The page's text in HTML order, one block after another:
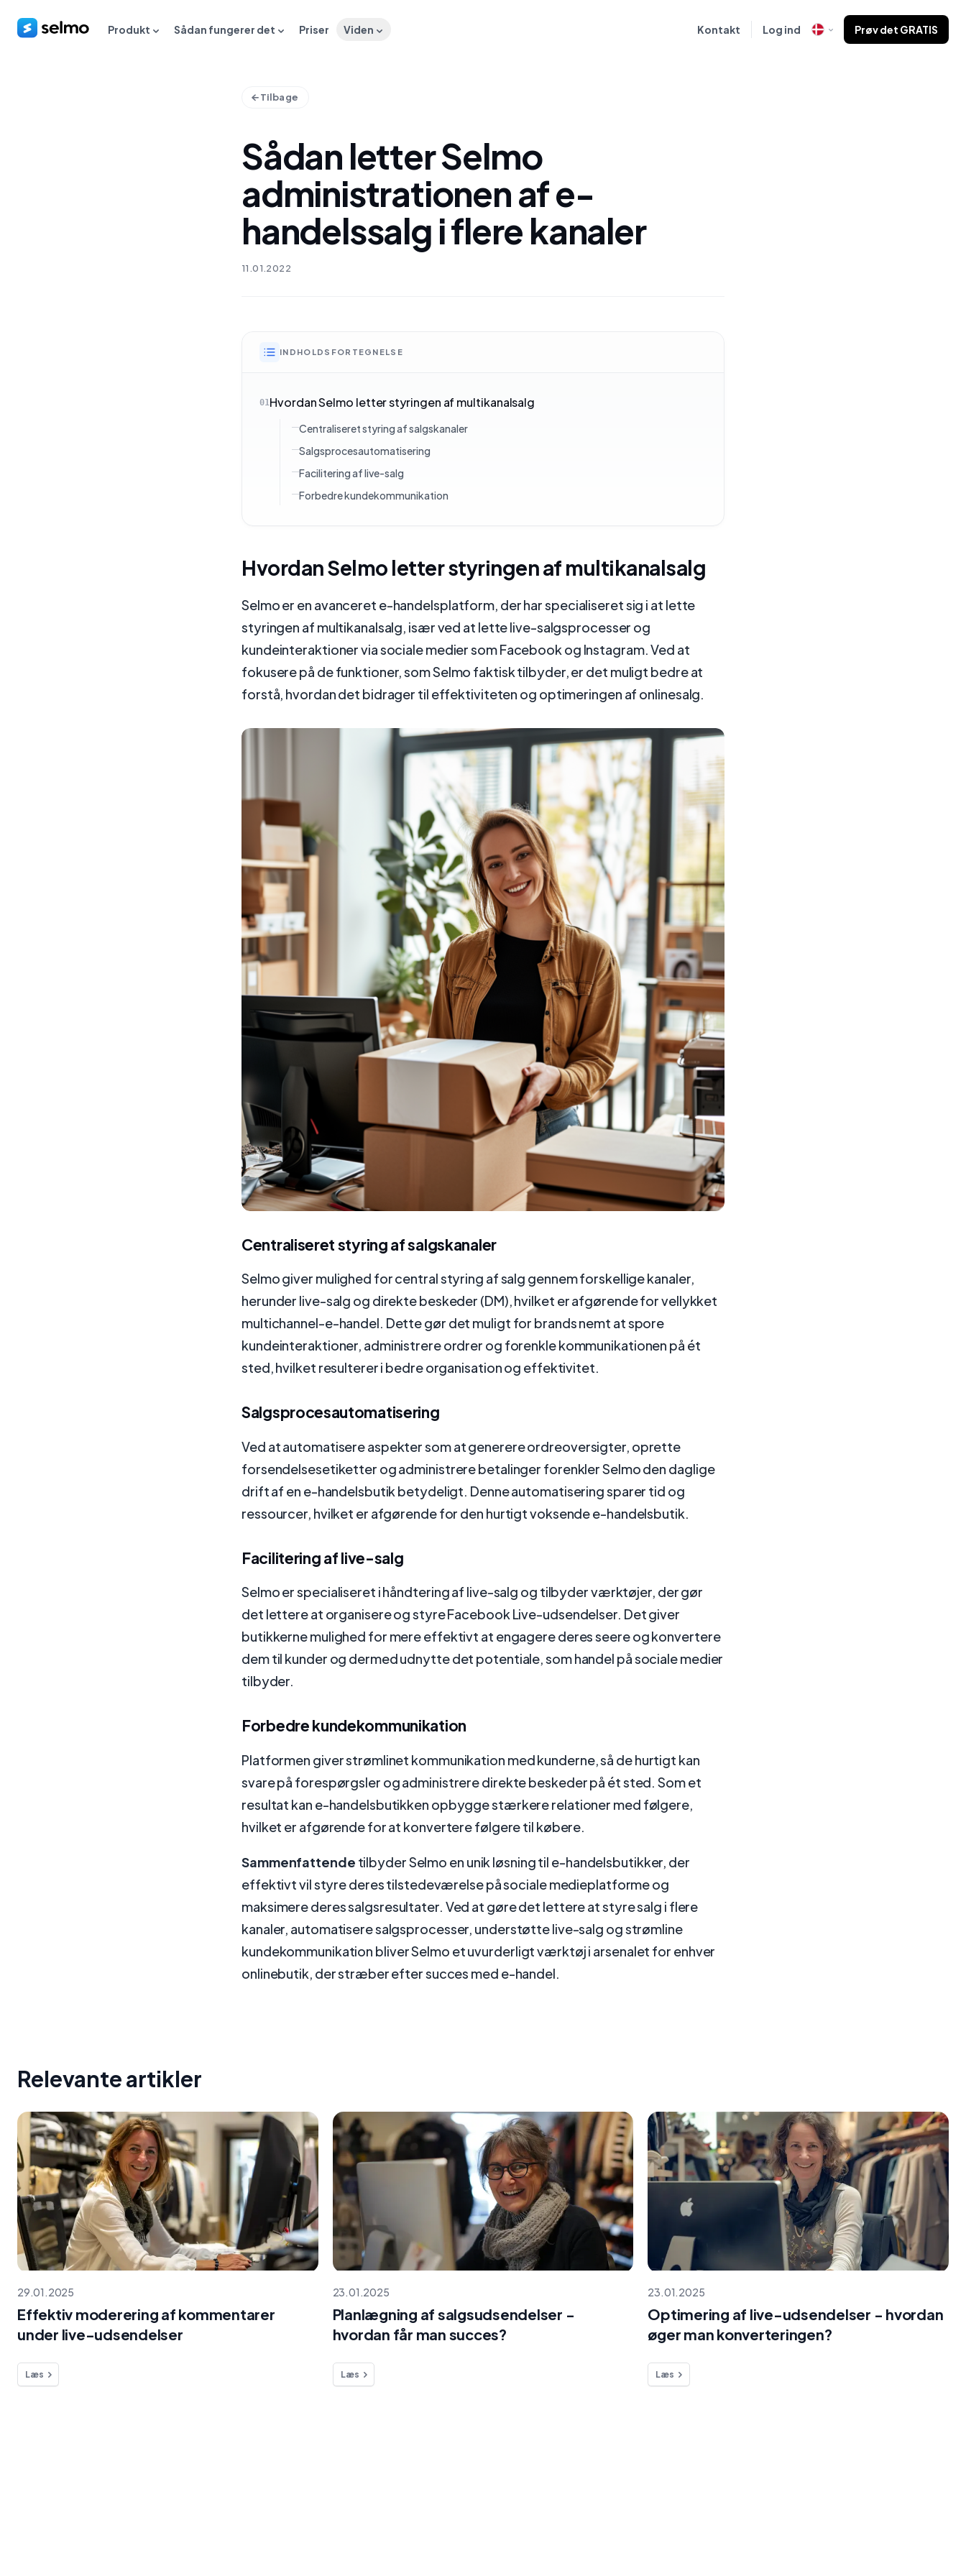
Produkt Sådan fungerer det Priser Viden Kontakt Log ind Prøv det GRATIS
Tilbage
Sådan letter Selmo
administrationen af e-
handelssalg i flere kanaler
11.01.2022
INDHOLDSFORTEGNELSE
01Hvordan Selmo letter styringen af multikanalsalg
Centraliseret styring af salgskanaler
Salgsprocesautomatisering
Facilitering af live-salg
Forbedre kundekommunikation
Hvordan Selmo letter styringen af multikanalsalg
Selmo er en avanceret e-handelsplatform, der har specialiseret sig i at lette
styringen af multikanalsalg, især ved at lette live-salgsprocesser og
kundeinteraktioner via sociale medier som Facebook og Instagram. Ved at
fokusere på de funktioner, som Selmo faktisk tilbyder, er det muligt bedre at
forstå, hvordan det bidrager til effektiviteten og optimeringen af onlinesalg.
Centraliseret styring af salgskanaler
Selmo giver mulighed for central styring af salg gennem forskellige kanaler,
herunder live-salg og direkte beskeder (DM), hvilket er afgørende for vellykket
multichannel-e-handel. Dette gør det muligt for brands nemt at spore
kundeinteraktioner, administrere ordrer og forenkle kommunikationen på ét
sted, hvilket resulterer i bedre organisation og effektivitet.
Salgsprocesautomatisering
Ved at automatisere aspekter som at generere ordreoversigter, oprette
forsendelsesetiketter og administrere betalinger forenkler Selmo den daglige
drift af en e-handelsbutik betydeligt. Denne automatisering sparer tid og
ressourcer, hvilket er afgørende for den hurtigt voksende e-handelsbutik.
Facilitering af live-salg
Selmo er specialiseret i håndtering af live-salg og tilbyder værktøjer, der gør
det lettere at organisere og styre Facebook Live-udsendelser. Det giver
butikkerne mulighed for mere effektivt at engagere deres seere og konvertere
dem til kunder og dermed udnytte det potentiale, som handel på sociale medier
tilbyder.
Forbedre kundekommunikation
Platformen giver strømlinet kommunikation med kunderne, så de hurtigt kan
svare på forespørgsler og administrere direkte beskeder på ét sted. Som et
resultat kan e-handelsbutikken opbygge stærkere relationer med følgere,
hvilket er afgørende for at konvertere følgere til købere.
Sammenfattende tilbyder Selmo en unik løsning til e-handelsbutikker, der
effektivt vil styre deres tilstedeværelse på sociale medieplatforme og
maksimere deres salgsresultater. Ved at gøre det lettere at styre salg i flere
kanaler, automatisere salgsprocesser, understøtte live-salg og strømline
kundekommunikation bliver Selmo et uvurderligt værktøj i arsenalet for enhver
onlinebutik, der stræber efter succes med e-handel.
Relevante artikler
29.01.2025
Effektiv moderering af kommentarer
under live-udsendelser
Læs
23.01.2025
Planlægning af salgsudsendelser -
hvordan får man succes?
Læs
23.01.2025
Optimering af live-udsendelser - hvordan
øger man konverteringen?
Læs